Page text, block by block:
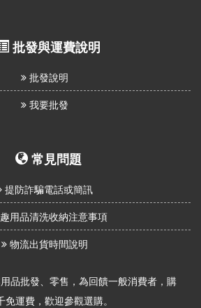
批發與運費說明
批發說明
我要批發
常見問題
提防詐騙電話或簡訊
用品清洗收納注意事項
物流出貨時間說明
品批發、零售，為回饋一般消費者，購
免運費，歡迎參觀選購。